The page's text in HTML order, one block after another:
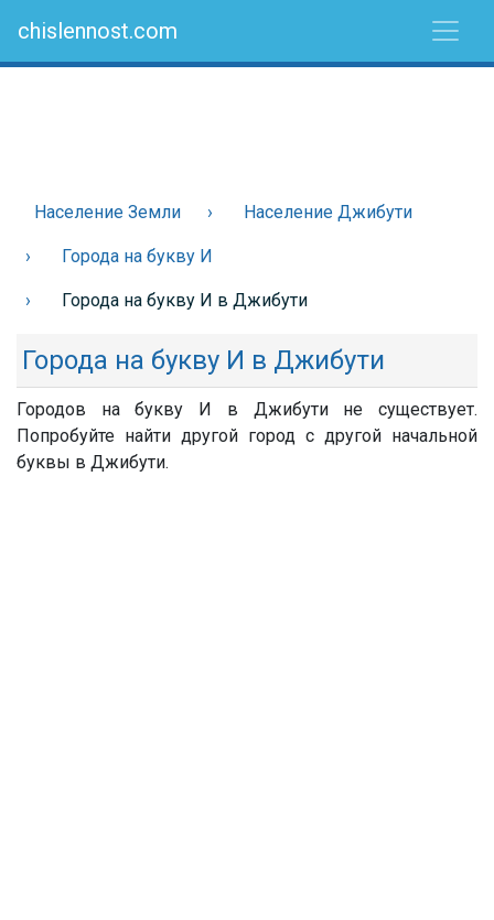
chislennost.com
Население Земли Население Джибути
Города на букву И
Города на букву И в Джибути
Города на букву И в Джибути
Городов на букву И в Джибути не существует.
Попробуйте найти другой город с другой начальной
буквы в Джибути.